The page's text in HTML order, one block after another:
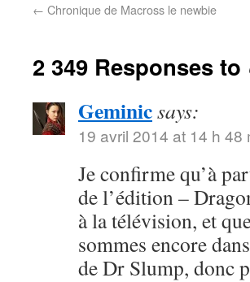
← Chronique de Macross le newbie
2 349 Responses to
Geminicsays:
19 avril 2014 at 14 h 48
Je confirme qu’à
de l’édition –
à la télévision, et
sommes encore
de Dr Slump, donc